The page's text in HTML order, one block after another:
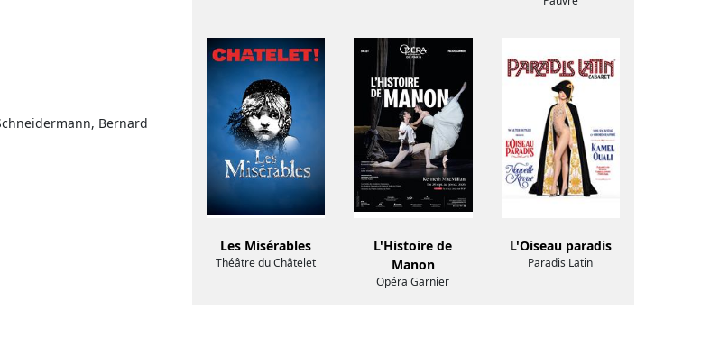
Bernard
Les Misérables
Théâtre du Châtelet
L'Histoire de
Manon
Opéra Garnier
L'Oiseau paradis
Paradis Latin